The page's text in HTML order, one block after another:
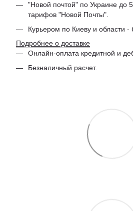
"Новой почтой" по Украине до
тарифов "Новой Почты".
Курьером по Киеву и области -
Подробнее о доставке
Онлайн-оплата кредитной и
Безналичный расчет.